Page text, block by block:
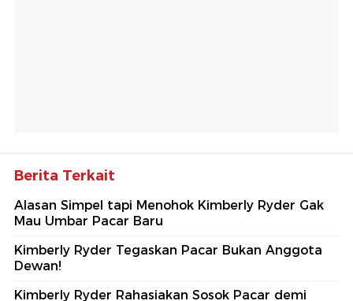
Berita Terkait
Alasan Simpel tapi Menohok Kimberly Ryder Gak
Mau Umbar Pacar Baru
Kimberly Ryder Tegaskan Pacar Bukan Anggota
Dewan!
Kimberly Ryder Rahasiakan Sosok Pacar demi